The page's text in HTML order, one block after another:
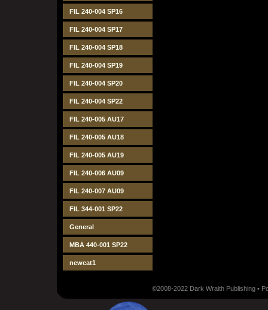
FIL 240-004 SP16
FIL 240-004 SP17
FIL 240-004 SP18
FIL 240-004 SP19
FIL 240-004 SP20
FIL 240-004 SP22
FIL 240-005 AU17
FIL 240-005 AU18
FIL 240-005 AU19
FIL 240-006 AU09
FIL 240-007 AU09
FIL 344-001 SP22
General
MBA 440-001 SP22
newcat1
©2008-2022 Dark Wraith Publishing •